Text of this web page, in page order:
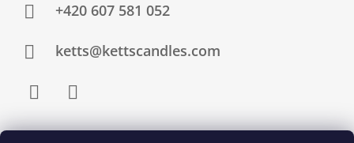
+420 607 581 052
ketts@kettscandles.com